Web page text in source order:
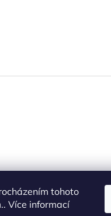
tohoto
Více informací